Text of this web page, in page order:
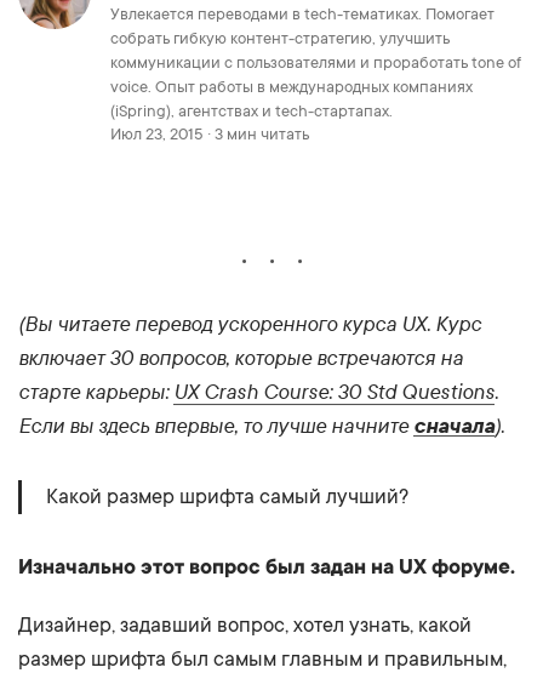
Увлекается переводами в tech-тематиках. Помогает
собрать гибкую контент-стратегию, улучшить
коммуникации с пользователями и проработать tone of
voice. Опыт работы в международных компаниях
(iSpring), агентствах и tech-стартапах.
Июл 23, 2015 · 3 мин читать
(Вы читаете перевод ускоренного курса UX. Курс
включает 30 вопросов, которые встречаются на
старте карьеры: UX Crash Course: 30 StdQuestions.
Если вы здесь впервые, то лучше начните сначала).
Какой размер шрифта самый лучший?
Изначально этот вопрос был задан на UX форуме.
Дизайнер, задавший вопрос, хотел узнать, какой
размер шрифта был самым главным и правильным,